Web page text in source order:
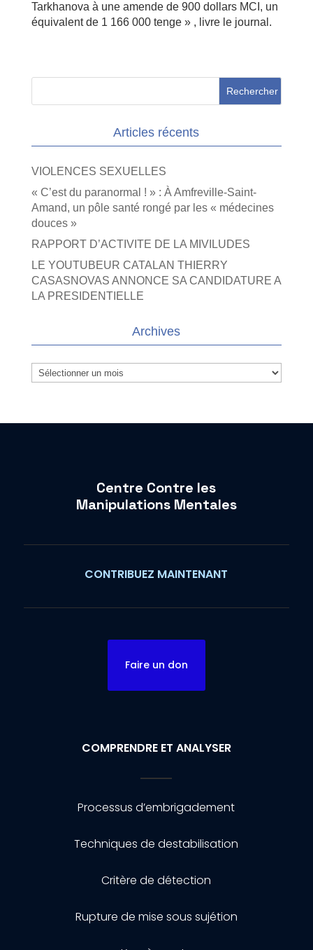
Tarkhanova à une amende de 900 dollars MCI, un
équivalent de 1 166 000 tenge » , livre le journal.
Articles récents
VIOLENCES SEXUELLES
« C’est du paranormal ! » : À Amfreville-Saint-
Amand, un pôle santé rongé par les « médecines
douces »
RAPPORT D’ACTIVITE DE LA MIVILUDES
LE YOUTUBEUR CATALAN THIERRY
CASASNOVAS ANNONCE SA CANDIDATURE A
LA PRESIDENTIELLE
Archives
Archives
Centre Contre les
Manipulations Mentales
CONTRIBUEZ MAINTENANT
Faire un don
COMPRENDRE ET ANALYSER
Processus d’embrigadement
Techniques de destabilisation
Critère de détection
Rupture de mise sous sujétion